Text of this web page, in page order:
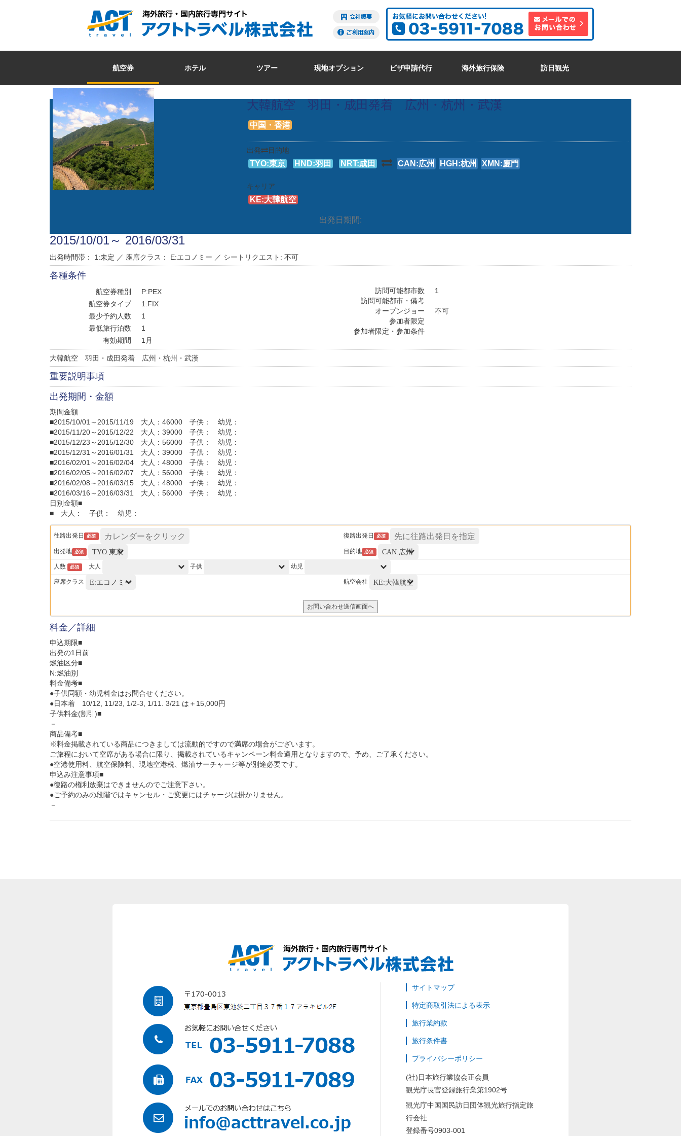
航空券 ホテル ツアー 現地オプション ビザ申請代行 海外旅行保険 訪日観光
大韓航空 羽田・成田発着 広州・杭州・武漢
中国・香港
出発 目的地
TYO:東京 HND:羽田 NRT:成田 CAN:広州 HGH:杭州 XMN:廈門
キャリア
KE:大韓航空
出発日期間:
2015/10/01～ 2016/03/31
出発時間帯： 1:未定 ／ 座席クラス： E:エコノミー ／ シートリクエスト: 不可
各種条件
航空券種別
P:PEX
航空券タイプ
1:FIX
最少予約人数
1
最低旅行泊数
1
有効期間
1月
訪問可能都市数
1
訪問可能都市・備考
オープンジョー
不可
参加者限定
参加者限定・参加条件
大韓航空 羽田・成田発着 広州・杭州・武漢
重要説明事項
出発期間・金額
期間金額
■2015/10/01～2015/11/19 大人：46000 子供： 幼児：
■2015/11/20～2015/12/22 大人：39000 子供： 幼児：
■2015/12/23～2015/12/30 大人：56000 子供： 幼児：
■2015/12/31～2016/01/31 大人：39000 子供： 幼児：
■2016/02/01～2016/02/04 大人：48000 子供： 幼児：
■2016/02/05～2016/02/07 大人：56000 子供： 幼児：
■2016/02/08～2016/03/15 大人：48000 子供： 幼児：
■2016/03/16～2016/03/31 大人：56000 子供： 幼児：
日別金額■
■ 大人： 子供： 幼児：
往路出発日 必須 復路出発日 必須
出発地 必須 目的地 必須
人数 必須 大人 子供 幼児
座席クラス 航空会社
料金／詳細
申込期限■
出発の1日前
燃油区分■
N:燃油別
料金備考■
●子供同額・幼児料金はお問合せください。
●日本着 10/12, 11/23, 1/2-3, 1/11. 3/21 は＋15,000円
子供料金(割引)■
－
商品備考■
※料金掲載されている商品につきましては流動的ですので満席の場合がございます。
ご旅程において空席がある場合に限り、掲載されているキャンペーン料金適用となりますので、予め、ご了承ください。
●空港使用料、航空保険料、現地空港税、燃油サーチャージ等が別途必要です。
申込み注意事項■
●復路の権利放棄はできませんのでご注意下さい。
●ご予約のみの段階ではキャンセル・ご変更にはチャージは掛かりません。
－
サイトマップ
特定商取引法による表示
旅行業約款
旅行条件書
プライバシーポリシー
(社)日本旅行業協会正会員
観光庁長官登録旅行業第1902号
観光庁中国国民訪日団体観光旅行指定旅
行会社
登録番号0903-001